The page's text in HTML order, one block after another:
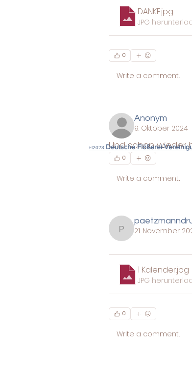
DANKE.jpg
JPG
0
Write a comment...
Anonym
9. Oktober 2024
Und schon wieder
0
Write a comment...
21. November
1 Kalender.jpg
JPG
0
Write a comment...
©2023 Deutsche Flößerei-